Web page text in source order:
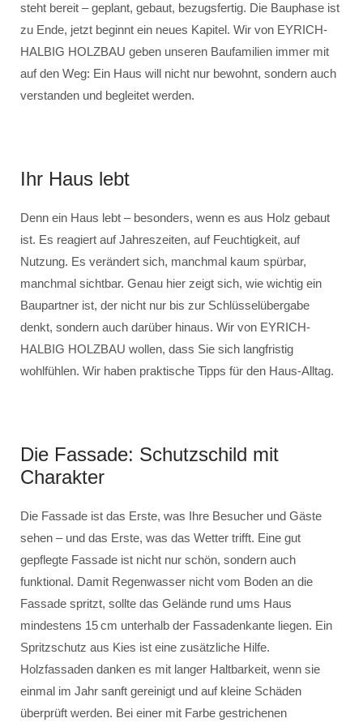
steht bereit – geplant, gebaut, bezugsfertig. Die Bauphase ist
zu Ende, jetzt beginnt ein neues Kapitel. Wir von EYRICH-
HALBIG HOLZBAU geben unseren Baufamilien immer mit
auf den Weg: Ein Haus will nicht nur bewohnt, sondern auch
verstanden und begleitet werden.
Ihr Haus lebt
Denn ein Haus lebt – besonders, wenn es aus Holz gebaut
ist. Es reagiert auf Jahreszeiten, auf Feuchtigkeit, auf
Nutzung. Es verändert sich, manchmal kaum spürbar,
manchmal sichtbar. Genau hier zeigt sich, wie wichtig ein
Baupartner ist, der nicht nur bis zur Schlüsselübergabe
denkt, sondern auch darüber hinaus. Wir von EYRICH-
HALBIG HOLZBAU wollen, dass Sie sich langfristig
wohlfühlen. Wir haben praktische Tipps für den Haus-Alltag.
Die Fassade: Schutzschild mit
Charakter
Die Fassade ist das Erste, was Ihre Besucher und Gäste
sehen – und das Erste, was das Wetter trifft. Eine gut
gepflegte Fassade ist nicht nur schön, sondern auch
funktional. Damit Regenwasser nicht vom Boden an die
Fassade spritzt, sollte das Gelände rund ums Haus
mindestens 15 cm unterhalb der Fassadenkante liegen. Ein
Spritzschutz aus Kies ist eine zusätzliche Hilfe.
Holzfassaden danken es mit langer Haltbarkeit, wenn sie
einmal im Jahr sanft gereinigt und auf kleine Schäden
überprüft werden. Bei einer mit Farbe gestrichenen